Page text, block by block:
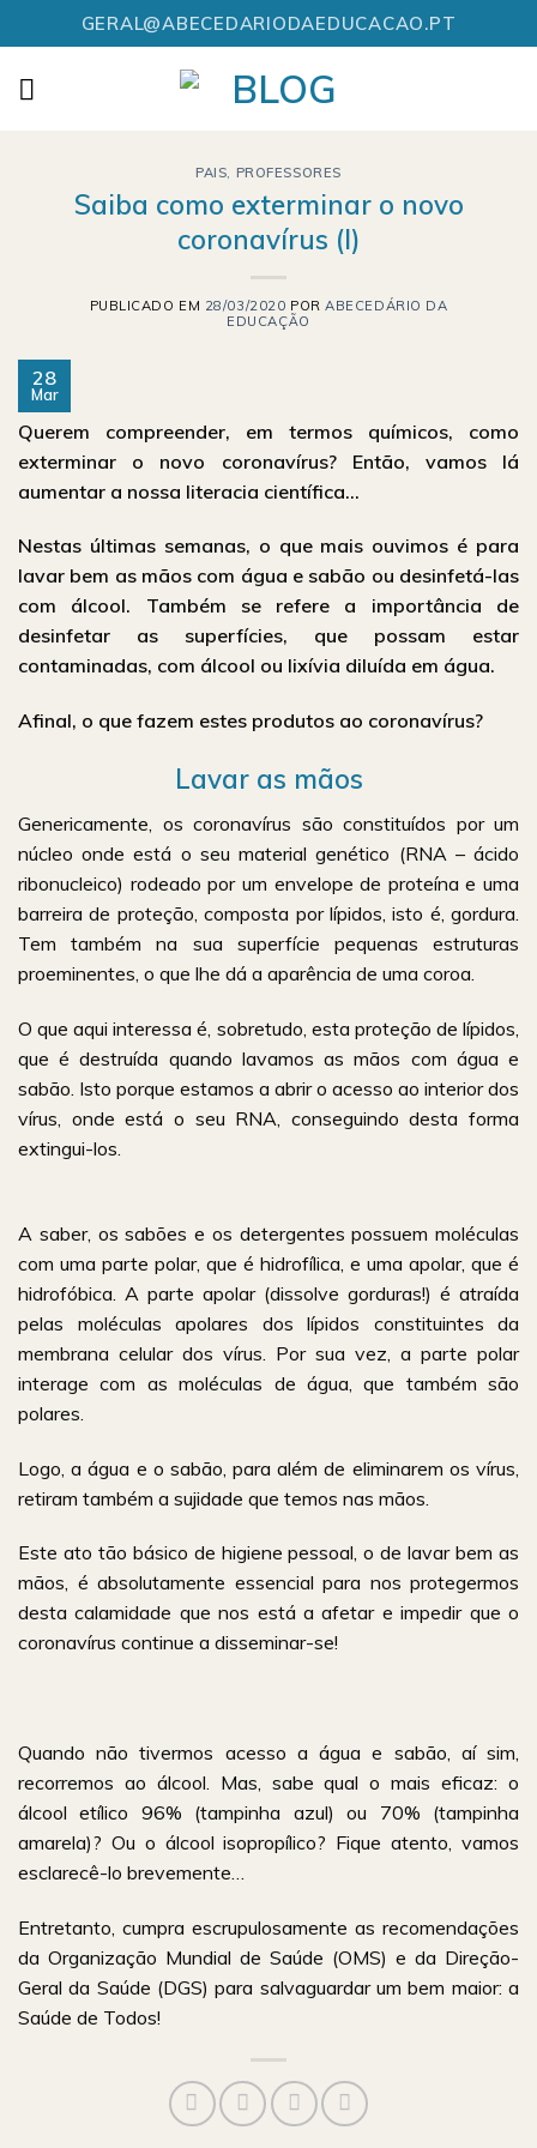
to
content
GERAL@ABECEDARIODAEDUCACAO.PT
PAIS, PROFESSORES
Saiba como exterminar o novo
coronavírus (I)
PUBLICADO EM 28/03/2020 PORABECEDÁRIO DA
EDUCAÇÃO
28
Mar
Querem compreender, em termos químicos, como
exterminar o novo coronavírus? Então, vamos lá
aumentar a nossa literacia científica…
Nestas últimas semanas, o que mais ouvimos é para
lavar bem as mãos com água e sabão ou desinfetá-las
com álcool. Também se refere a importância de
desinfetar as superfícies, que possam estar
contaminadas, com álcool ou lixívia diluída em água.
Afinal, o que fazem estes produtos ao coronavírus?
Lavar as mãos
Genericamente, os coronavírus são constituídos por um
núcleo onde está o seu material genético (RNA – ácido
ribonucleico) rodeado por um envelope de proteína e uma
barreira de proteção, composta por lípidos, isto é, gordura.
Tem também na sua superfície pequenas estruturas
proeminentes, o que lhe dá a aparência de uma coroa.
O que aqui interessa é, sobretudo, esta proteção de lípidos,
que é destruída quando lavamos as mãos com água e
sabão. Isto porque estamos a abrir o acesso ao interior dos
vírus, onde está o seu RNA, conseguindo desta forma
extingui-los.
A saber, os sabões e os detergentes possuem moléculas
com uma parte polar, que é hidrofílica, e uma apolar, que é
hidrofóbica. A parte apolar (dissolve gorduras!) é atraída
pelas moléculas apolares dos lípidos constituintes da
membrana celular dos vírus. Por sua vez, a parte polar
interage com as moléculas de água, que também são
polares.
Logo, a água e o sabão, para além de eliminarem os vírus,
retiram também a sujidade que temos nas mãos.
Este ato tão básico de higiene pessoal, o de lavar bem as
mãos, é absolutamente essencial para nos protegermos
desta calamidade que nos está a afetar e impedir que o
coronavírus continue a disseminar-se!
Quando não tivermos acesso a água e sabão, aí sim,
recorremos ao álcool. Mas, sabe qual o mais eficaz: o
álcool etílico 96% (tampinha azul) ou 70% (tampinha
amarela)? Ou o álcool isopropílico? Fique atento, vamos
esclarecê-lo brevemente…
Entretanto, cumpra escrupulosamente as recomendações
da Organização Mundial de Saúde (OMS) e da Direção-
Geral da Saúde (DGS) para salvaguardar um bem maior: a
Saúde de Todos!